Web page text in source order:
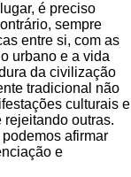
é preciso
sempre
entre si, com as
urbano e a vida
da civilização
tradicional não
culturais e
outras.
afirmar
e